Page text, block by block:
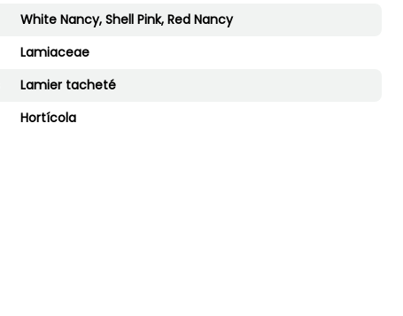
White Nancy, Shell Pink, Red Nancy
Lamiaceae
Lamier tacheté
Hortícola